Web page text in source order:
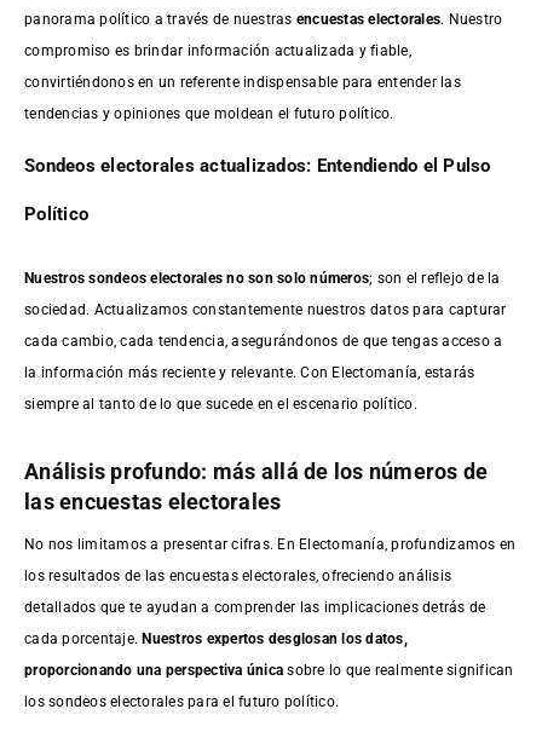
panorama político a través de nuestras encuestas electorales. Nuestro
compromiso es brindar información actualizada y fiable,
convirtiéndonos en un referente indispensable para entender las
tendencias y opiniones que moldean el futuro político.
Sondeos electorales actualizados: Entendiendo el Pulso
Político
Nuestros sondeos electorales no son solo números; son el reflejo de la
sociedad. Actualizamos constantemente nuestros datos para capturar
cada cambio, cada tendencia, asegurándonos de que tengas acceso a
la información más reciente y relevante. Con Electomanía, estarás
siempre al tanto de lo que sucede en el escenario político.
Análisis profundo: más allá de los números de
las encuestas electorales
No nos limitamos a presentar cifras. En Electomanía, profundizamos en
los resultados de las encuestas electorales, ofreciendo análisis
detallados que te ayudan a comprender las implicaciones detrás de
cada porcentaje.Nuestros expertos desglosan los datos,
proporcionando una perspectiva única sobre lo que realmente significan
los sondeos electorales para el futuro político.